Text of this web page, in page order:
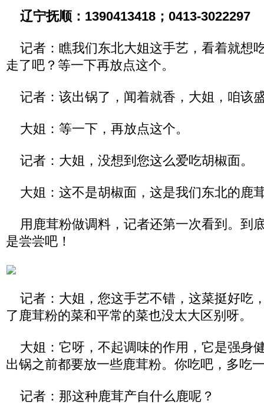
辽宁抚顺：1390413418；0413-3022297
记者：瞧我们东北大姐这手艺，看着就想
走了吧？等一下再放点这个。
记者：该出锅了，闻着就香，大姐，咱该
大姐：等一下，再放点这个。
记者：大姐，没想到您这么爱吃胡椒面。
大姐：这不是胡椒面，这是我们东北的鹿
用鹿茸粉做调料，记者还第一次看到。到
是尝尝吧！
记者：大姐，您这手艺不错，这菜挺好吃
了鹿茸粉的菜和平常的菜也没太大区别呀。
大姐：它呀，不起调味的作用，它是强身
出锅之前都要放一些鹿茸粉。你吃吧，多吃
记者：那这种鹿茸产自什么鹿呢？